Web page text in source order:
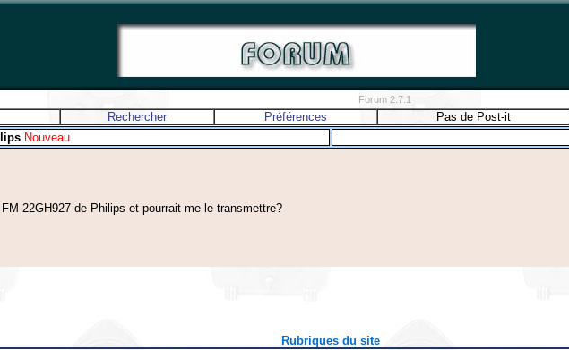
Forum 2.7.1
Rechercher Préférences Pas de Post-it
Nouveau
22GH927 de Philips et pourrait me le transmettre?
Rubriques du site